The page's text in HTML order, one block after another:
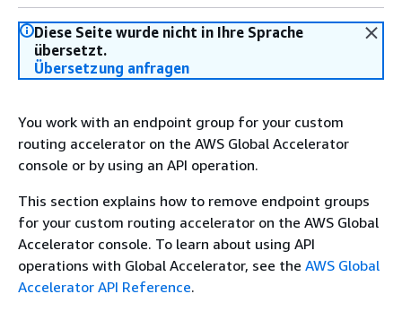
Diese Seite wurde nicht in Ihre Sprache
übersetzt.
Übersetzung anfragen
You work with an endpoint group for your custom
routing accelerator on the AWS Global Accelerator
console or by using an API operation.
This section explains how to remove endpoint groups
for your custom routing accelerator on the AWS Global
Accelerator console. To learn about using API
operations with Global Accelerator, see the AWS Global
Accelerator API Reference.